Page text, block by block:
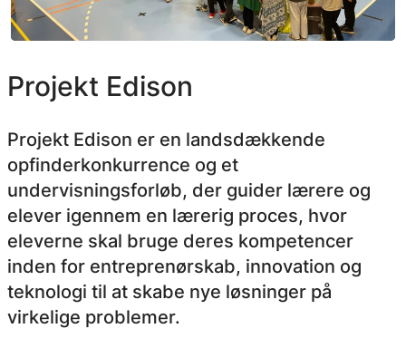
Projekt Edison
Projekt Edison er en landsdækkende
opfinderkonkurrence og et
undervisningsforløb, der guider lærere og
elever igennem en lærerig proces, hvor
eleverne skal bruge deres kompetencer
inden for entreprenørskab, innovation og
teknologi til at skabe nye løsninger på
virkelige problemer.